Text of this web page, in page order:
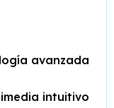
avanzada
intuitivo